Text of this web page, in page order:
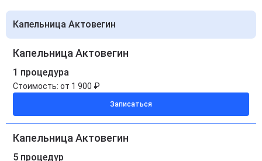
Капельница Актовегин
Капельница Актовегин
1 процедура
Стоимость: от 1 900 ₽
Записаться
Капельница Актовегин
5 процедур